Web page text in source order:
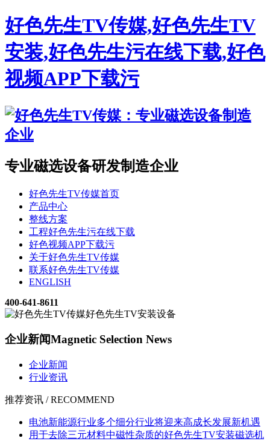
好色先生TV传媒,好色先生TV
安装,好色先生污在线下载,好色
视频APP下载污
专业磁选设备研发制造企业
好色先生TV传媒首页
产品中心
整线方案
工程好色先生污在线下载
好色视频APP下载污
关于好色先生TV传媒
联系好色先生TV传媒
ENGLISH
400-641-8611
企业新闻Magnetic Selection News
企业新闻
行业资讯
推荐资讯 / RECOMMEND
电池新能源行业多个细分行业将迎来高成长发展新机遇
用于去除三元材料中磁性杂质的好色先生TV安装磁选机